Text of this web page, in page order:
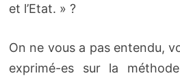
et l’Etat. » ?
On ne vous a pas entendu,
exprimé-es sur la